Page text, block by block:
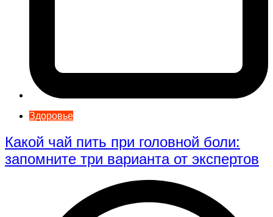
Здоровье
Какой чай пить при головной боли:
запомните три варианта от экспертов